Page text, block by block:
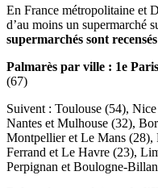
En France métropolitaine et
d’au moins un supermarché
supermarchés sont
Palmarès par ville : 1e Paris
(67)
Suivent : Toulouse (54),
Nantes et Mulhouse (32),
Montpellier et Le Mans (28),
Ferrand et Le Havre (23),
Perpignan et Boulogne-